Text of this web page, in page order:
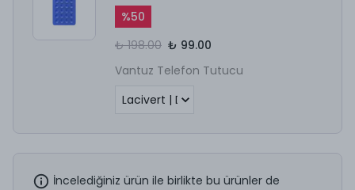
%50
₺ 198.00 ₺ 99.00
Vantuz Telefon Tutucu
İncelediğiniz ürün ile birlikte bu ürünler de